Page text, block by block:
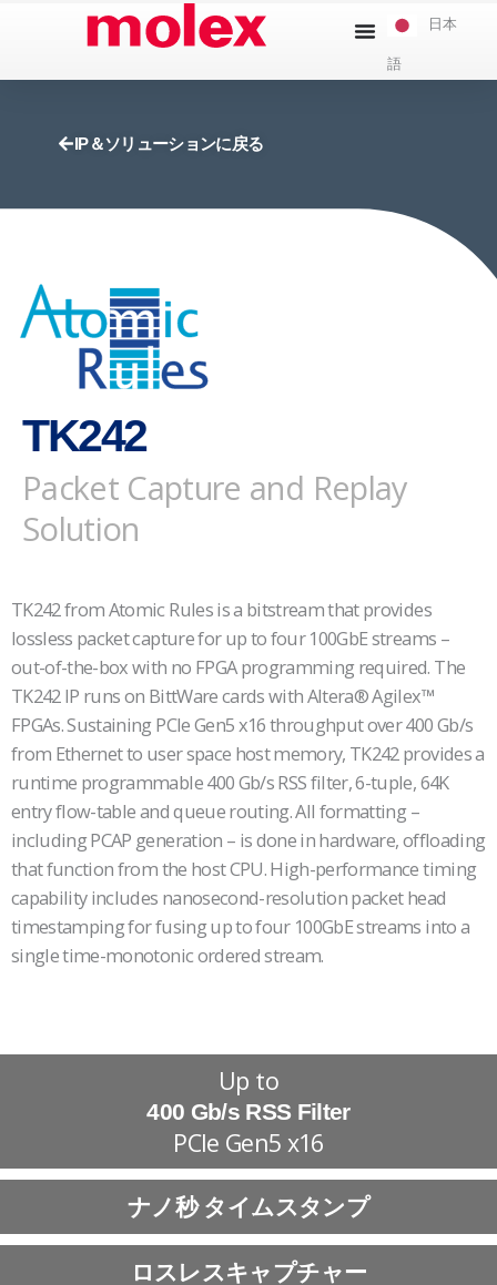
日本
語
IP＆ソリューションに戻る
TK242
Packet Capture and Replay
Solution
TK242 from Atomic Rules is a bitstream that provides
lossless packet capture for up to four 100GbE streams –
out-of-the-box with no FPGA programming required. The
TK242 IP runs on BittWare cards with Altera® Agilex™
FPGAs. Sustaining PCIe Gen5 x16 throughput over 400 Gb/s
from Ethernet to user space host memory, TK242 provides a
runtime programmable 400 Gb/s RSS filter, 6-tuple, 64K
entry flow-table and queue routing. All formatting –
including PCAP generation – is done in hardware, offloading
that function from the host CPU. High-performance timing
capability includes nanosecond-resolution packet head
timestamping for fusing up to four 100GbE streams into a
single time-monotonic ordered stream.
Up to
400 Gb/s RSS Filter
PCIe Gen5 x16
ナノ秒 タイムスタンプ
ロスレスキャプチャー